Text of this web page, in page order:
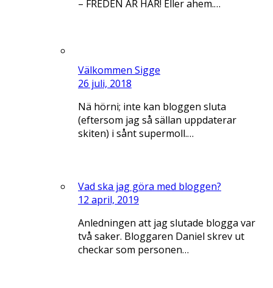
– FREDEN ÄR HÄR! Eller ahem.…
Välkommen Sigge
26 juli, 2018
Nä hörni; inte kan bloggen sluta
(eftersom jag så sällan uppdaterar
skiten) i sånt supermoll.…
Vad ska jag göra med bloggen?
12 april, 2019
Anledningen att jag slutade blogga var
två saker. Bloggaren Daniel skrev ut
checkar som personen…